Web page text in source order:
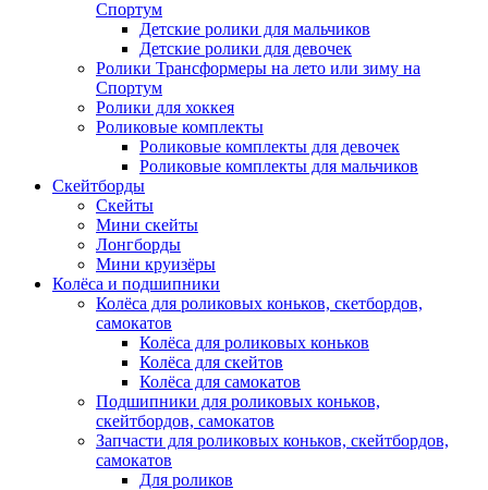
Спортум
Детские ролики для мальчиков
Детские ролики для девочек
Ролики Трансформеры на лето или зиму на
Спортум
Ролики для хоккея
Роликовые комплекты
Роликовые комплекты для девочек
Роликовые комплекты для мальчиков
Скейтборды
Скейты
Мини скейты
Лонгборды
Мини круизёры
Колёса и подшипники
Колёса для роликовых коньков, скетбордов,
самокатов
Колёса для роликовых коньков
Колёса для скейтов
Колёса для самокатов
Подшипники для роликовых коньков,
скейтбордов, самокатов
Запчасти для роликовых коньков, скейтбордов,
самокатов
Для роликов